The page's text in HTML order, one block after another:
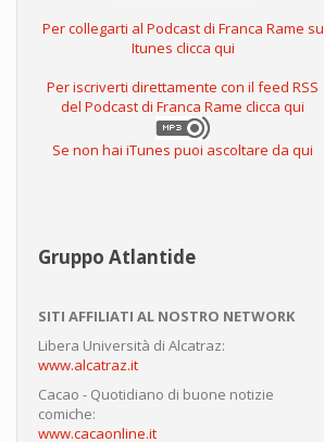
Per collegarti al Podcast di Franca Rame su
Itunes clicca qui
Per iscriverti direttamente con il feed RSS
del Podcast di Franca Rame clicca qui
Se non hai iTunes puoi ascoltare da qui
Gruppo Atlantide
SITI AFFILIATI AL NOSTRO NETWORK
Libera Università di Alcatraz:
www.alcatraz.it
Cacao - Quotidiano di buone notizie
comiche:
www.cacaonline.it